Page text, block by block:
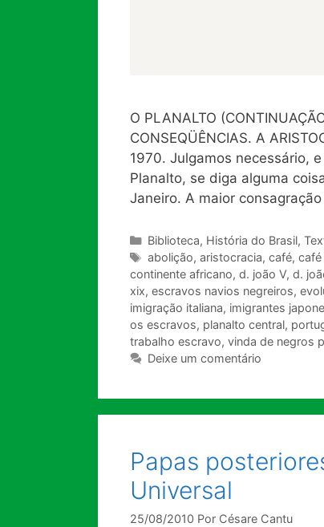
O PLANALTO
CONSEQÜÊNCIAS. A
1970. Julgamos necessário,
Planalto, se diga alguma
Janeiro. A maior
Categorias
Biblioteca, História do Brasil,
Tags
abolição, aristocracia, café, café
continente africano, d. joão V, d.
xix, escravos navios negreiros,
imigração italiana, imigrantes
os escravos, planalto central,
trabalho escravo, vinda de negros
Deixe um comentário
Papas
Universal
25/08/2010 Por Césare Cantu